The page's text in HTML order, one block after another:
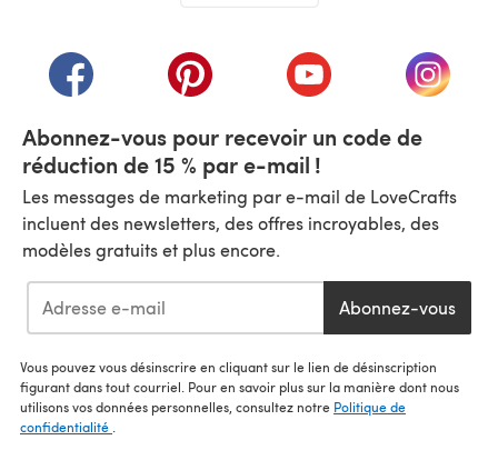
(s'ouvre dans un nouvel onglet)
(s'ouvre dans un nouvel onglet)
(s'ouvre dans un(s'ouvre
Abonnez-vous pour recevoir un code de
réduction de 15 % par e-mail !
Les messages de marketing par e-mail de LoveCrafts
incluent des newsletters, des offres incroyables, des
modèles gratuits et plus encore.
Abonnez-vous
Vous pouvez vous désinscrire en cliquant sur le lien de désinscription
figurant dans tout courriel. Pour en savoir plus sur la manière dont nous
utilisons vos données personnelles, consultez notre Politique de
confidentialité